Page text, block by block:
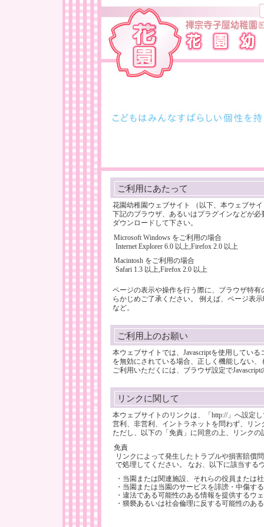
ご利用にあたって
花園幼稚園ウェブサイト （以下、本ウェブサ
下記のブラウザ、あるいはプラグインなどが
ダウンロードして下さい。
Microsoft Windows をご利用の場合
Internet Explorer 6.0 以上,Firefox 2.0 以上
Macintosh をご利用の場合
Safari 1.3 以上,Firefox 2.0 以上
ページの表示や操作を行う際に、ブラウザ特
らかじめご了承ください。 例えば、ページ表
など。
ご利用上のお願い
本ウェブサイトでは、Javascriptを使用してい
を無効にされている場合、正しく機能しない
ご利用いただくには、ブラウザ設定で
リンクに関して
本ウェブサイトのリンクは、「http://」へ設定
営利、非営利、イントラネットを問わず、リ
ただし、以下の「免責」に同意の上、リンクの
免責
リンクによって発生したトラブルや損害賠償
で処理してください。 なお、以下に該当する
・当園または関連施設、それらの役員または
・当園または当園のサービスを誹謗・中傷す
・違法である可能性のある情報を提供するウ
・猥褻あるいは社会倫理に反する可能性のあ